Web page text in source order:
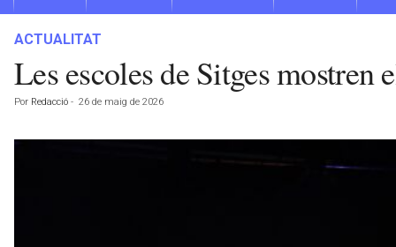
t
ACTUALITAT
Les escoles de Sitges mostren
Por Redacció - 26 de maig de 2026